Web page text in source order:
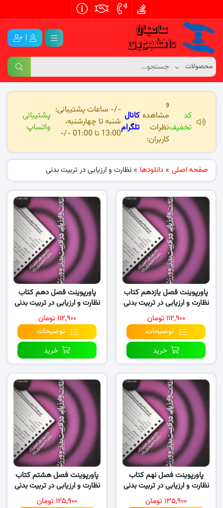
|
کد
تخفیف
و
مشاهده
نظرات
کاربران:
کانال
تلگرام
-/- ساعات پشتیبانی:
شنبه تا چهارشنبه،
13:00 تا 01:00 -/-
پشتیبانی
واتساپ
صفحه اصلی » دانلودها » نظارت و ارزیابی در تربیت بدنی
پاورپوینت فصل یازدهم کتاب
نظارت و ارزیابی در تربیت بدنی
و ورزش
۱۱۲,۹۰۰ تومان
توضیحات
خرید
پاورپوینت فصل دهم کتاب
نظارت و ارزیابی در تربیت بدنی
و ورزش
۱۱۲,۹۰۰ تومان
توضیحات
خرید
پاورپوینت فصل نهم کتاب
نظارت و ارزیابی در تربیت بدنی
و ورزش
۱۳۵,۹۰۰ تومان
پاورپوینت فصل هشتم کتاب
نظارت و ارزیابی در تربیت بدنی
و ورزش
۱۲۵,۹۰۰ تومان